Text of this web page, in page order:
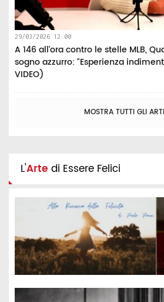
29/03/2026 12:00
A 146 all’ora contro le stelle MLB,
sogno azzurro: "Esperienza
VIDEO)
MOSTRA TUTTI GLI
L'Arte di Essere Felici